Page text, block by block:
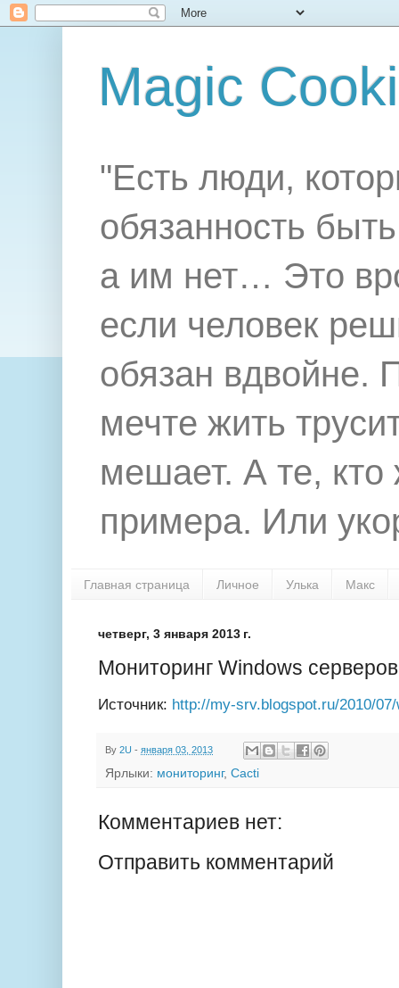
Magic
"Есть люди,
обязанность
а им нет… Это
если человек
обязан вдвойне.
мечте жить
мешает. А те,
примера. Или
Главная страница Личное Улька Макс
четверг, 3 января 2013 г.
Мониторинг Windows
Источник: http://my-srv.blogspot.ru/2010/
By 2U - января 03, 2013
Ярлыки: мониторинг, Cacti
Комментариев нет:
Отправить комментарий